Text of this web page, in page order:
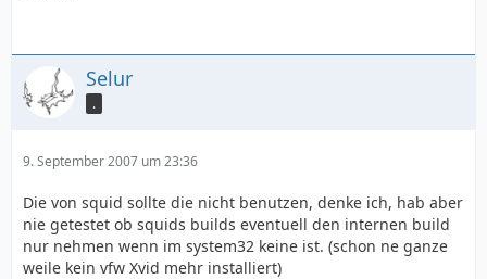
Selur
.
9. September 2007 um 23:36
Die von squid sollte die nicht benutzen, denke ich, hab aber
nie getestet ob squids builds eventuell den internen build
nur nehmen wenn im system32 keine ist. (schon ne ganze
weile kein vfw Xvid mehr installiert)